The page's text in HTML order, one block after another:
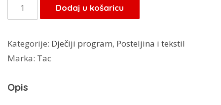
deka
količina
Dodaj u košaricu
Kategorije: Dječiji program, Posteljina i tekstil
Marka: Tac
Opis